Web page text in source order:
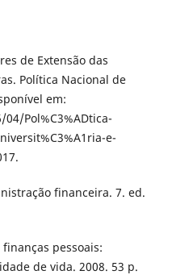
de Extensão das
Política Nacional de
em:
Pol%C3%ADtica-
e-
financeira. 7. ed.
finanças pessoais:
de vida. 2008. 53 p.